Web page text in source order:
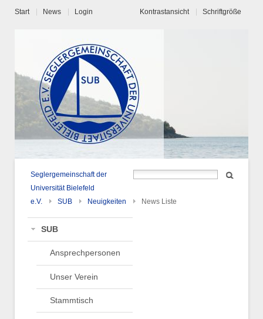
Start News Login Kontrastansicht Schriftgröße
Seglergemeinschaft der
Universität Bielefeld
e.V.
SUB Neuigkeiten News Liste
SUB
Ansprechpersonen
Unser Verein
Stammtisch